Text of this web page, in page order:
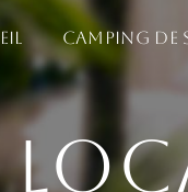
Camping de
des cookies